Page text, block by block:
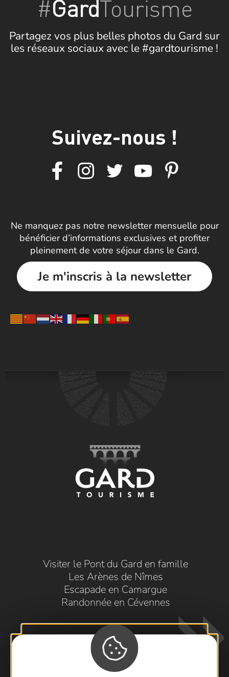
#GardTourisme
Partagez vos plus belles photos du Gard sur
les réseaux sociaux avec le #gardtourisme !
Suivez-nous !
Ne manquez pas notre newsletter mensuelle pour
bénéficier d’informations exclusives et profiter
pleinement de votre séjour dans le Gard.
Je m'inscris à la newsletter
Visiter le Pont du Gard en famille
Les Arènes de Nîmes
Escapade en Camargue
Randonnée en Cévennes